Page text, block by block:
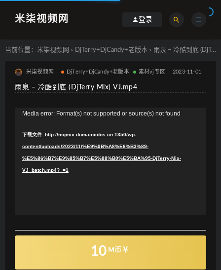
米柒视频网 登录
当前位置： 米柒视频网 > DjTerry+DjCandy+老版本 > 雨泉 – 冷酷到底 (DjTerry Mix) VJ.mp4
米柒视频网 DjTerry+DjCandy+老版本 素材vj专区 2023-11-01
雨泉 – 冷酷到底 (DjTerry Mix) VJ.mp4
Media error: Format(s) not supported or source(s) not found
下载文件: http://mqmix.domaincdns.cn:1350/wp-
content/uploads/2023/11/%E9%9B%A8%E6%B3%89-
%E5%86%B7%E9%85%B7%E5%88%B0%E5%BA%95-DjTerry-Mix-
VJ_batch.mp4?_=1
10 M币